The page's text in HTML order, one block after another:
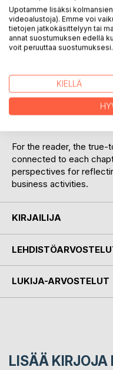
KUVAUS
More and more people
as a career option.
entrepreneur. The book
entrepreneur, the
For the reader, the
connected to each
perspectives for
business activities.
KIRJAILIJA
LUKIJA-ARVOSTELUT
LISÄÄ KIRJOJA
Upotamme lisäksi
videoalustoja). Emme voi
tietojen jatkokäsittelyyn tai
annat suostumuksen edellä
voit peruuttaa
KIELLÄ